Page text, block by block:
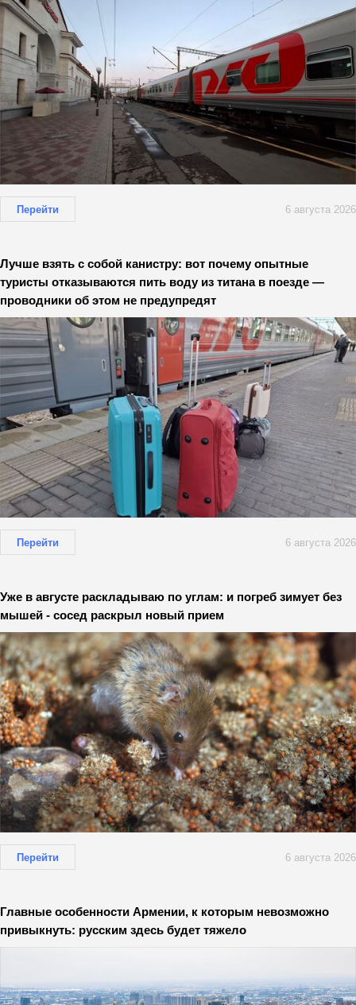
Перейти 6 августа 2026
Лучше взять с собой канистру: вот почему опытные
туристы отказываются пить воду из титана в поезде —
проводники об этом не предупредят
Перейти 6 августа 2026
Уже в августе раскладываю по углам: и погреб зимует без
мышей - сосед раскрыл новый прием
Перейти 6 августа 2026
Главные особенности Армении, к которым невозможно
привыкнуть: русским здесь будет тяжело